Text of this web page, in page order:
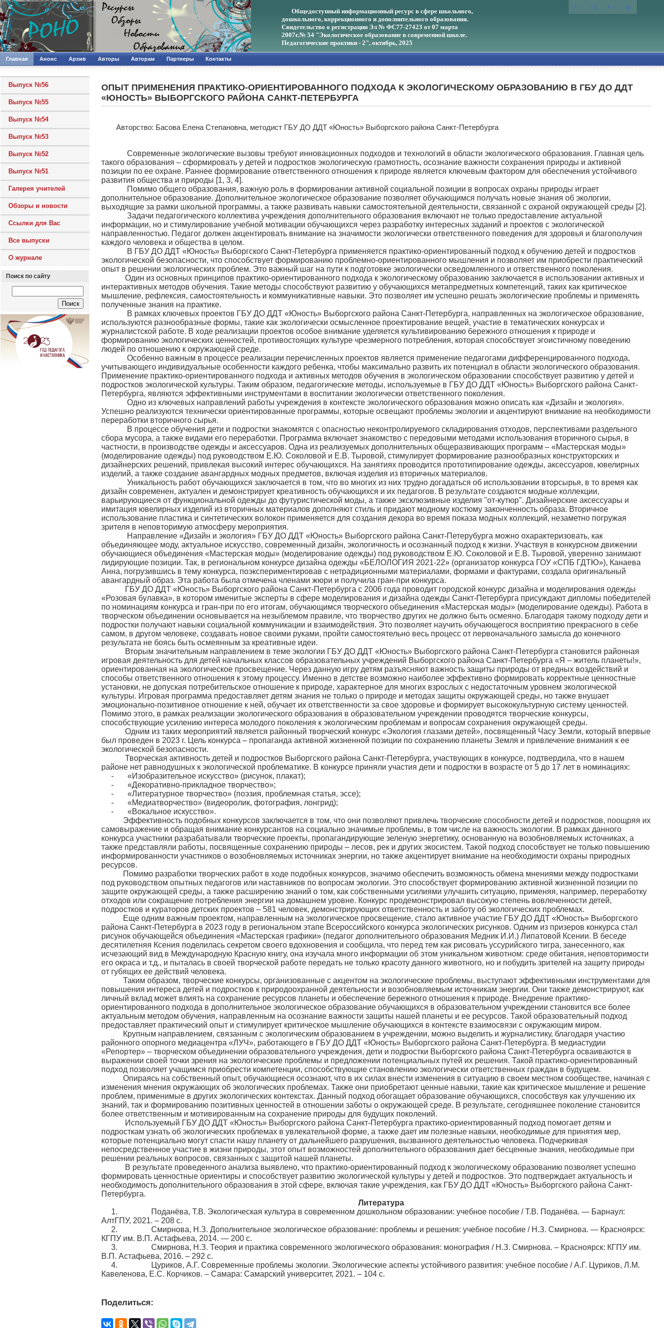
Общедоступный информационный ресурс в сфере школьного,
дошкольного, коррекционного и дополнительного образования.
Свидетельство о регистрации Эл № ФС77-27423 от 07 марта
2007г.№ 54 "Экологическое образование в современной школе.
Педагогические практики - 2", октябрь, 2025
Главная Анонс Архив Авторы Авторам Партнеры Контакты
Выпуск №56
Выпуск №55
Выпуск №54
Выпуск №53
Выпуск №52
Выпуск №51
Галерея учителей
Обзоры и новости
Ссылки для Вас
Все выпуски
О журнале
Поиск по сайту
ОПЫТ ПРИМЕНЕНИЯ ПРАКТИКО-ОРИЕНТИРОВАННОГО ПОДХОДА К ЭКОЛОГИЧЕСКОМУ ОБРАЗОВАНИЮ В ГБУ ДО ДДТ
«ЮНОСТЬ» ВЫБОРГСКОГО РАЙОНА САНКТ-ПЕТЕРБУРГА
Авторcтво: Басова Елена Степановна, методист ГБУ ДО ДДТ «Юность» Выборгского района Санкт-Петербурга
Современные экологические вызовы требуют инновационных подходов и технологий в области экологического образования. Главная цель
такого образования – сформировать у детей и подростков экологическую грамотность, осознание важности сохранения природы и активной
позиции по ее охране. Раннее формирование ответственного отношения к природе является ключевым фактором для обеспечения устойчивого
развития общества и природы [1, 3, 4].
Помимо общего образования, важную роль в формировании активной социальной позиции в вопросах охраны природы играет
дополнительное образование. Дополнительное экологическое образование позволяет обучающимся получать новые знания об экологии,
выходящие за рамки школьной программы, а также развивать навыки самостоятельной деятельности, связанной с охраной окружающей среды [2].
Задачи педагогического коллектива учреждения дополнительного образования включают не только предоставление актуальной
информации, но и стимулирование учебной мотивации обучающихся через разработку интересных заданий и проектов с экологической
направленностью. Педагог должен акцентировать внимание на значимости экологически ответственного поведения для здоровья и благополучия
каждого человека и общества в целом.
В ГБУ ДО ДДТ «Юность» Выборгского Санкт-Петербурга применяется практико-ориентированный подход к обучению детей и подростков
экологической безопасности, что способствует формированию проблемно-ориентированного мышления и позволяет им приобрести практический
опыт в решении экологических проблем. Это важный шаг на пути к подготовке экологически осведомленного и ответственного поколения.
Один из основных принципов практико-ориентированного подхода к экологическому образованию заключается в использовании активных и
интерактивных методов обучения. Такие методы способствуют развитию у обучающихся метапредметных компетенций, таких как критическое
мышление, рефлексия, самостоятельность и коммуникативные навыки. Это позволяет им успешно решать экологические проблемы и применять
полученные знания на практике.
В рамках ключевых проектов ГБУ ДО ДДТ «Юность» Выборгского района Санкт-Петербурга, направленных на экологическое образование,
используются разнообразные формы, такие как экологически осмысленное проектирование вещей, участие в тематических конкурсах и
журналистской работе. В ходе реализации проектов особое внимание уделяется культивированию бережного отношения к природе и
формированию экологических ценностей, противостоящих культуре чрезмерного потребления, которая способствует эгоистичному поведению
людей по отношению к окружающей среде.
Особенно важным в процессе реализации перечисленных проектов является применение педагогами дифференцированного подхода,
учитывающего индивидуальные особенности каждого ребенка, чтобы максимально развить их потенциал в области экологического образования.
Применение практико-ориентированного подхода и активных методов обучения в экологическом образовании способствует развитию у детей и
подростков экологической культуры. Таким образом, педагогические методы, используемые в ГБУ ДО ДДТ «Юность» Выборгского района Санкт-
Петербурга, являются эффективными инструментами в воспитании экологически ответственного поколения.
Одно из ключевых направлений работы учреждения в контексте экологического образования можно описать как «Дизайн и экология».
Успешно реализуются технически ориентированные программы, которые освещают проблемы экологии и акцентируют внимание на необходимости
переработки вторичного сырья.
В процессе обучения дети и подростки знакомятся с опасностью неконтролируемого складирования отходов, перспективами раздельного
сбора мусора, а также видами его переработки. Программа включает знакомство с передовыми методами использования вторичного сырья, в
частности, в производстве одежды и аксессуаров. Одна из реализуемых дополнительных общеразвивающих программ – «Мастерская моды»
(моделирование одежды) под руководством Е.Ю. Соколовой и Е.В. Тыровой, стимулирует формирование разнообразных конструкторских и
дизайнерских решений, привлекая высокий интерес обучающихся. На занятиях проводится прототипирование одежды, аксессуаров, ювелирных
изделий, а также создание авангардных модных предметов, включая изделия из вторичных материалов.
Уникальность работ обучающихся заключается в том, что во многих из них трудно догадаться об использовании вторсырья, в то время как
дизайн современен, актуален и демонстрирует креативность обучающихся и их педагогов. В результате создаются модные коллекции,
варьирующиеся от функциональной одежды до футуристической моды, а также эксклюзивные изделия "от-кутюр". Дизайнерские аксессуары и
имитация ювелирных изделий из вторичных материалов дополняют стиль и придают модному костюму законченность образа. Вторичное
использование пластика и синтетических волокон применяется для создания декора во время показа модных коллекций, незаметно погружая
зрителя в неповторимую атмосферу мероприятия.
Направление «Дизайн и экология» ГБУ ДО ДДТ «Юность» Выборгского района Санкт-Петерубурга можно охарактеризовать, как
объединяющее моду, актуальное искусство, современный дизайн, экологичность и осознанный подход к жизни. Участвуя в конкурсном движении
обучающиеся объединения «Мастерская моды» (моделирование одежды) под руководством Е.Ю. Соколовой и Е.В. Тыровой, уверенно занимают
лидирующие позиции. Так, в региональном конкурсе дизайна одежды «БЕЛОЛОГИЯ 2021-22» (организатор конкурса ГОУ «СПБ ГДТЮ»), Канаева
Анна, погрузившись в тему конкурса, поэкспериментировав с нетрадиционными материалами, формами и фактурами, создала оригинальный
авангардный образ. Эта работа была отмечена членами жюри и получила гран-при конкурса.
ГБУ ДО ДДТ «Юность» Выборгского района Санкт-Петербурга с 2006 года проводит городской конкурс дизайна и моделирования одежды
«Розовая булавка», в котором именитые эксперты в сфере моделирования и дизайна одежды Санкт-Петербурга присуждают дипломы победителей
по номинациям конкурса и гран-при по его итогам, обучающимся творческого объединения «Мастерская моды» (моделирование одежды). Работа в
творческом объединении основывается на незыблемом правиле, что творчество других не должно быть осмеяно. Благодаря такому подходу дети и
подростки получают навыки социальной коммуникации и взаимодействия. Это позволяет научить обучающегося восприятию прекрасного в себе
самом, в другом человеке, создавать новое своими руками, пройти самостоятельно весь процесс от первоначального замысла до конечного
результата не боясь быть осмеянным за креативные идеи.
Вторым значительным направлением в теме экологии ГБУ ДО ДДТ «Юность» Выборгского района Санкт-Петербурга становится районная
игровая деятельность для детей начальных классов образовательных учреждений Выборгского района Санкт-Петербурга «Я – житель планеты!»,
ориентированная на экологическое просвещение. Через данную игру детям разъясняют важность защиты природы от вредных воздействий и
способы ответственного отношения к этому процессу. Именно в детстве возможно наиболее эффективно формировать корректные ценностные
установки, не допуская потребительское отношение к природе, характерное для многих взрослых с недостаточным уровнем экологической
культуры. Игровая программа предоставляет детям знания не только о природе и методах защиты окружающей среды, но также внушает
эмоционально-позитивное отношение к ней, обучает их ответственности за свое здоровье и формирует высококультурную систему ценностей.
Помимо этого, в рамках реализации экологического образования в образовательном учреждении проводятся творческие конкурсы,
способствующие усилению интереса молодого поколения к экологическим проблемам и вопросам сохранения окружающей среды.
Одним из таких мероприятий является районный творческий конкурс «Экология глазами детей», посвященный Часу Земли, который впервые
был проведен в 2023 г. Цель конкурса – пропаганда активной жизненной позиции по сохранению планеты Земля и привлечение внимания к ее
экологической безопасности.
Творческая активность детей и подростков Выборгского района Санкт-Петербурга, участвующих в конкурсе, подтвердила, что в нашем
районе нет равнодушных к экологической проблематике. В конкурсе приняли участия дети и подростки в возрасте от 5 до 17 лет в номинациях:
- «Изобразительное искусство» (рисунок, плакат);
- «Декоративно-прикладное творчество»;
- «Литературное творчество» (поэзия, проблемная статья, эссе);
- «Медиатворчество» (видеоролик, фотография, лонгрид);
- «Вокальное искусство».
Эффективность подобных конкурсов заключается в том, что они позволяют привлечь творческие способности детей и подростков, поощряя их
самовыражение и обращая внимание конкурсантов на социально значимые проблемы, в том числе на важность экологии. В рамках данного
конкурса участники разрабатывали творческие проекты, пропагандирующие зеленую энергетику, основанную на возобновляемых источниках, а
также представляли работы, посвященные сохранению природы – лесов, рек и других экосистем. Такой подход способствует не только повышению
информированности участников о возобновляемых источниках энергии, но также акцентирует внимание на необходимости охраны природных
ресурсов.
Помимо разработки творческих работ в ходе подобных конкурсов, значимо обеспечить возможность обмена мнениями между подростками
под руководством опытных педагогов или наставников по вопросам экологии. Это способствует формированию активной жизненной позиции по
защите окружающей среды, а также расширению знаний о том, как собственными усилиями улучшить ситуацию, применяя, например, переработку
отходов или сокращение потребления энергии на домашнем уровне. Конкурс продемонстрировал высокую степень вовлеченности детей,
подростков и кураторов детских проектов – 581 человек, демонстрирующих ответственность и заботу об экологических проблемах.
Еще одним важным проектом, направленным на экологическое просвещение, стало активное участие ГБУ ДО ДДТ «Юность» Выборгского
района Санкт-Петербурга в 2023 году в региональном этапе Всероссийского конкурса экологических рисунков. Одним из призеров конкурса стал
рисунок обучающейся объединения «Мастерская графики» (педагог дополнительного образования Медник И.И.) Липатовой Ксении. В беседе
десятилетняя Ксения поделилась секретом своего вдохновения и сообщила, что перед тем как рисовать уссурийского тигра, занесенного, как
исчезающий вид в Международную Красную книгу, она изучала много информации об этом уникальном животном: среде обитания, неповторимости
его окраса и т.д., и пыталась в своей творческой работе передать не только красоту данного животного, но и побудить зрителей на защиту природы
от губящих ее действий человека.
Таким образом, творческие конкурсы, организованные с акцентом на экологические проблемы, выступают эффективными инструментами для
повышения интереса детей и подростков к природоохранной деятельности и возобновляемым источникам энергии. Они также демонстрируют, как
личный вклад может влиять на сохранение ресурсов планеты и обеспечение бережного отношения к природе. Внедрение практико-
ориентированного подхода в дополнительное экологическое образование обучающихся в образовательном учреждении становится все более
актуальным методом обучения, направленным на осознание важности защиты нашей планеты и ее ресурсов. Такой образовательный подход
предоставляет практический опыт и стимулирует критическое мышление обучающихся в контексте взаимосвязи с окружающим миром.
Крупным направлением, связанным с экологическим образованием в учреждении, можно выделить и журналистику, благодаря участию
районного опорного медиацентра «ЛУЧ», работающего в ГБУ ДО ДДТ «Юность» Выборгского района Санкт-Петербурга. В медиастудии
«Репортер» – творческом объединении образовательного учреждения, дети и подростки Выборгского района Санкт-Петербурга осваиваются в
выражении своей точки зрения на экологические проблемы и предложении потенциальных путей их решения. Такой практико-ориентированный
подход позволяет учащимся приобрести компетенции, способствующие становлению экологически ответственных граждан в будущем.
Опираясь на собственный опыт, обучающиеся осознают, что в их силах внести изменения в ситуацию в своем местном сообществе, начиная с
изменения мнения окружающих об экологических проблемах. Также они приобретают ценные навыки, такие как критическое мышление и решение
проблем, применимые в других экологических контекстах. Данный подход обогащает образование обучающихся, способствуя как улучшению их
знаний, так и формированию позитивных ценностей в отношении заботы о окружающей среде. В результате, сегодняшнее поколение становится
более ответственным и мотивированным на сохранение природы для будущих поколений.
Используемый ГБУ ДО ДДТ «Юность» Выборгского района Санкт-Петербурга практико-ориентированный подход помогает детям и
подросткам узнать об экологических проблемах в увлекательной форме, а также дает им полезные навыки, необходимые для принятия мер,
которые потенциально могут спасти нашу планету от дальнейшего разрушения, вызванного деятельностью человека. Подчеркивая
непосредственное участие в жизни природы, этот опыт возможностей дополнительного образования дает бесценные знания, необходимые при
решении реальных вопросов, связанных с защитой нашей планеты.
В результате проведенного анализа выявлено, что практико-ориентированный подход к экологическому образованию позволяет успешно
формировать ценностные ориентиры и способствует развитию экологической культуры у детей и подростков. Это подтверждает актуальность и
необходимость дополнительного образования в этой сфере, включая такие учреждения, как ГБУ ДО ДДТ «Юность» Выборгского района Санкт-
Петербурга.
Литература
1. Поданёва, Т.В. Экологическая культура в современном дошкольном образовании: учебное пособие / Т.В. Поданёва. — Барнаул:
АлтГПУ, 2021. – 208 c.
2. Смирнова, Н.З. Дополнительное экологическое образование: проблемы и решения: учебное пособие / Н.З. Смирнова. — Красноярск:
КГПУ им. В.П. Астафьева, 2014. — 200 c.
3. Смирнова, Н.З. Теория и практика современного экологического образования: монография / Н.З. Смирнова. – Красноярск: КГПУ им.
В.П. Астафьева, 2016. – 292 с.
4. Цуриков, А.Г. Cовременные проблемы экологии. Экологические аспекты устойчивого развития: учебное пособие / А.Г. Цуриков, Л.М.
Кавеленова, Е.С. Корчиков. – Самара: Самарский университет, 2021. – 104 с.
Поделиться: